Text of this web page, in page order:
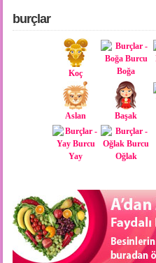
burçlar
Koç Boğa
Aslan Başak
Yay Oğlak